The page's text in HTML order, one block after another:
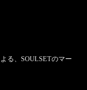
る、SOULSETのマー